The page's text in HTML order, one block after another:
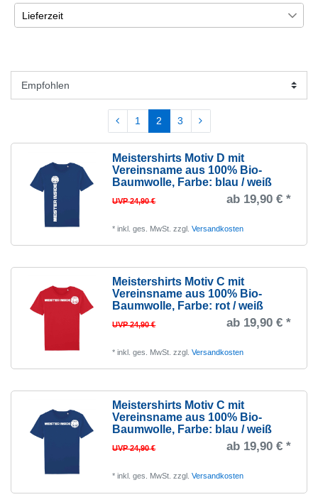
Hummel
€ ― €
Lieferzeit
2-3 Wochen
1 2 3
Meistershirts Motiv D mit
Vereinsname aus 100% Bio-
Baumwolle, Farbe: blau / weiß
UVP 24,90 € ab 19,90 € *
*inkl. ges. MwSt. zzgl.Versandkosten
Meistershirts Motiv C mit
Vereinsname aus 100% Bio-
Baumwolle, Farbe: rot / weiß
UVP 24,90 € ab 19,90 € *
*inkl. ges. MwSt. zzgl.Versandkosten
Meistershirts Motiv C mit
Vereinsname aus 100% Bio-
Baumwolle, Farbe: blau / weiß
UVP 24,90 € ab 19,90 € *
*inkl. ges. MwSt. zzgl.Versandkosten